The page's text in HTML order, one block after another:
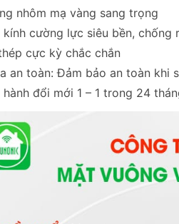
nhôm mạ vàng sang trọng
kính cường lực siêu bền, chống
cực kỳ chắc chắn
an toàn: Đảm bảo an toàn khi
hành đổi mới 1 – 1 trong 24